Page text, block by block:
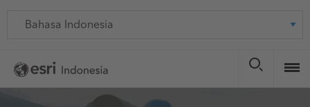
content
Language